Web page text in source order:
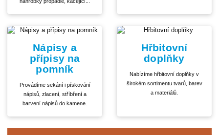
Nápisy a
přípisy na
pomník
Provádíme sekání i pískování
nápisů, zlacení, stříbření a
barvení nápisů do kamene.
Hřbitovní
doplňky
Nabízíme hřbitovní doplňky v
širokém sortimentu tvarů, barev
a materiálů.